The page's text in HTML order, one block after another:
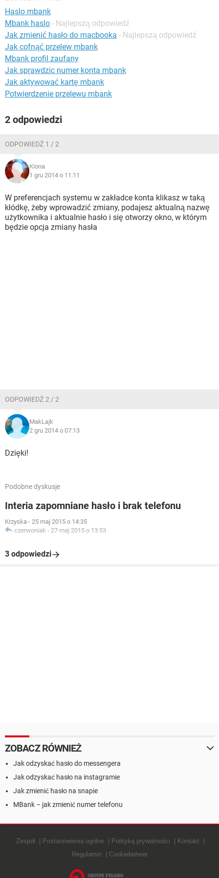
Haslo mbank
Mbank haslo - Najlepszą odpowiedź
Jak zmienić hasło do macbooka - Najlepszą odpowiedź
Jak cofnąć przelew mbank
Mbank profil zaufany
Jak sprawdzic numer konta mbank
Jak aktywować kartę mbank
Potwierdzenie przelewu mbank
2 odpowiedzi
ODPOWIEDŹ 1 / 2
Kiona
1 gru 2014 o 11:11
W preferencjach systemu w zakładce konta klikasz w taką
kłódkę, żeby wprowadzić zmiany, podajesz aktualną nazwę
użytkownika i aktualnie hasło i się otworzy okno, w którym
będzie opcja zmiany hasła
ODPOWIEDŹ 2 / 2
MakLajk
2 gru 2014 o 07:13
Dzięki!
Podobne dyskusje
Interia zapomniane hasło i brak telefonu
Krzyska - 25 maj 2015 o 14:35
czerwoniak - 27 maj 2015 o 13:53
3 odpowiedzi
ZOBACZ RÓWNIEŻ
Jak odzyskać hasło do messengera
Jak odzyskać hasło na instagramie
Jak zmienić hasło na snapie
MBank – jak zmienić numer telefonu
Zespół Postanowienia ogólne Polityką prywatności
Kontakt
Regulamin
Cookiebeheer